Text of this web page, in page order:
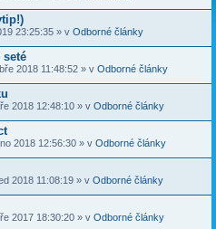
23:25:35 » v Odborné články
seté
2018 11:48:52 » v Odborné články
2018 12:48:10 » v Odborné články
2018 12:56:30 » v Odborné články
2018 11:08:19 » v Odborné články
2017 18:30:20 » v Odborné články